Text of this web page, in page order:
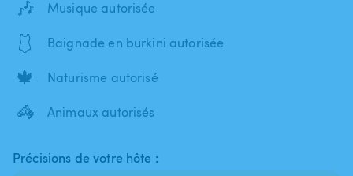
🎶 Musique autorisée
🩱 Baignade en burkini autorisée
🍁 Naturisme autorisé
🦓 Animaux autorisés
Précisions de votre hôte :